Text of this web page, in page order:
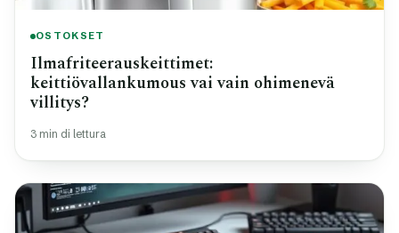
OSTOKSET
Ilmafriteerauskeittimet:
keittiövallankumous vai vain ohimenevä
villitys?
3 min di lettura